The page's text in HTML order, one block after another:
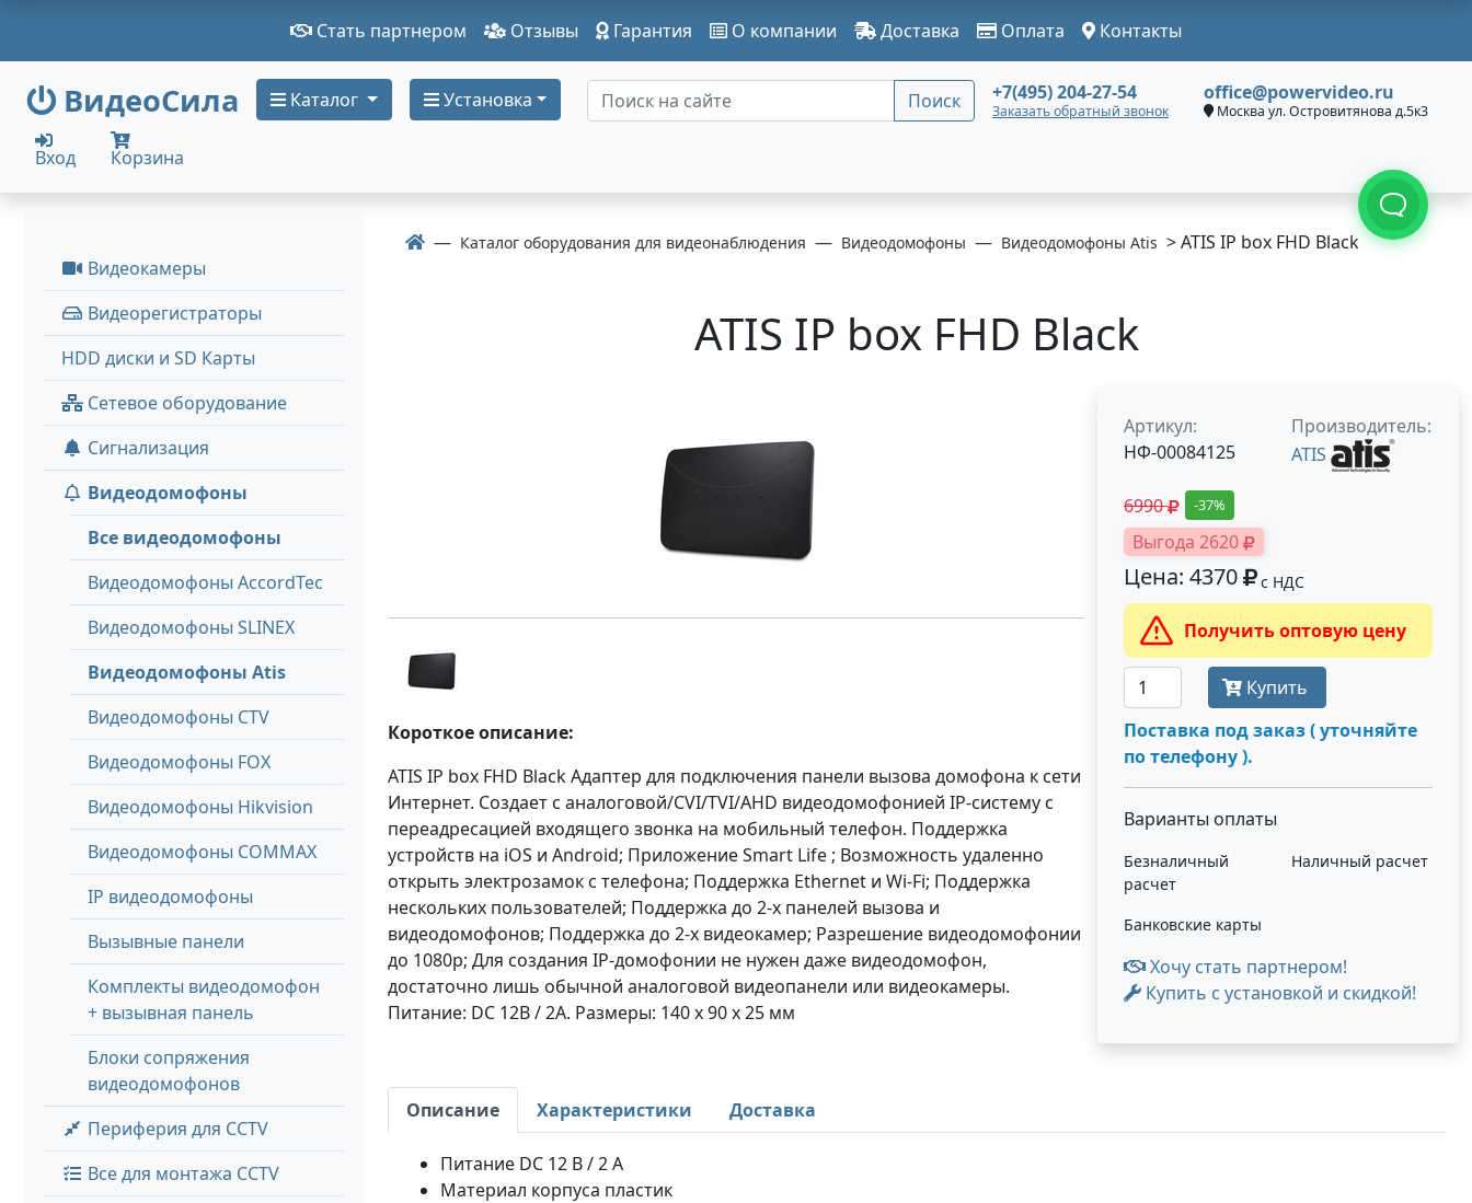
Стать партнером Отзывы Гарантия О компании Доставка Оплата Контакты
ВидеоСила Каталог Установка Поиск +7(495) 204-27-54
Заказать обратный звонок
office@powervideo.ru
Москва ул. Островитянова д.5к3
Вход Корзина
Видеокамеры
Видеорегистраторы
HDD диски и SD Карты
Сетевое оборудование
Сигнализация
Видеодомофоны
Все видеодомофоны
Видеодомофоны AccordTec
Видеодомофоны SLINEX
Видеодомофоны Atis
Видеодомофоны CTV
Видеодомофоны FOX
Видеодомофоны Hikvision
Видеодомофоны COMMAX
IP видеодомофоны
Вызывные панели
Комплекты видеодомофон
+ вызывная панель
Блоки сопряжения
видеодомофонов
Периферия для CCTV
Все для монтажа CCTV
Каталог оборудования для видеонаблюдения Видеодомофоны Видеодомофоны Atis > ATIS IP box FHD Black
ATIS IP box FHD Black
Короткое описание:
ATIS IP box FHD Black Адаптер для подключения панели вызова домофона к сети
Интернет. Создает с аналоговой/CVI/TVI/AHD видеодомофонией IP-систему с
переадресацией входящего звонка на мобильный телефон. Поддержка
устройств на iOS и Android; Приложение Smart Life ; Возможность удаленно
открыть электрозамок с телефона; Поддержка Ethernet и Wi-Fi; Поддержка
нескольких пользователей; Поддержка до 2-х панелей вызова и
видеодомофонов; Поддержка до 2-х видеокамер; Разрешение видеодомофонии
до 1080p; Для создания IP-домофонии не нужен даже видеодомофон,
достаточно лишь обычной аналоговой видеопанели или видеокамеры.
Питание: DC 12В / 2А. Размеры: 140 x 90 x 25 мм
Артикул:
НФ-00084125
Производитель:
ATIS
6990 -37%
Выгода 2620
Цена: 4370 с НДС
Получить оптовую цену
Купить
Поставка под заказ ( уточняйте
по телефону ).
Варианты оплаты
Безналичный
расчет
Наличный расчет
Банковские карты
Хочу стать партнером!
Купить с установкой и скидкой!
Описание Характеристики Доставка
Питание DC 12 В / 2 А
Материал корпуса пластик